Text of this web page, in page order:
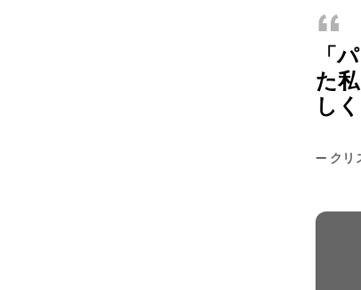
“
「
た
し
— クリ